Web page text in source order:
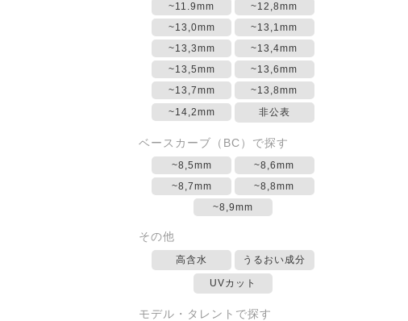
~11.9mm
~12,8mm
~13,0mm
~13,1mm
~13,3mm
~13,4mm
~13,5mm
~13,6mm
~13,7mm
~13,8mm
~14,2mm
非公表
ベースカーブ（BC）で探す
~8,5mm
~8,6mm
~8,7mm
~8,8mm
~8,9mm
その他
高含水 うるおい成分
UVカット
モデル・タレントで探す